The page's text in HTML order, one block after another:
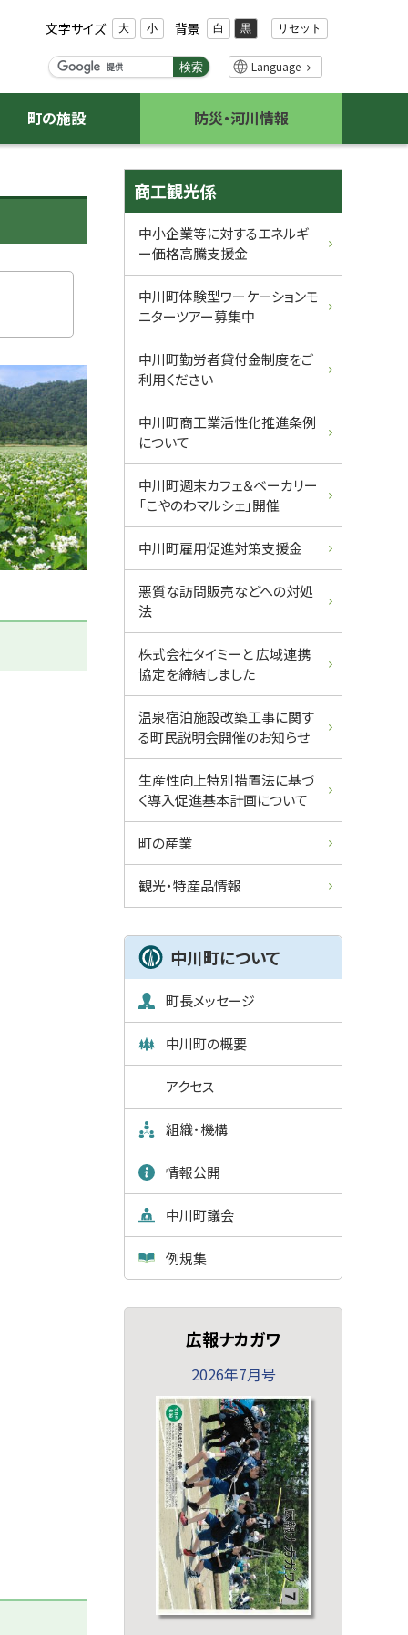
文字サイズ 大 小 背景 白 黒 リセット
検
ー
ワ
検索 Language
町の施設 防災・河川情報
サ
イ
ド
メ
ニ
ュ
ー
商工観光係
中小企業等に対するエネルギ
ー価格高騰支援金
中川町体験型ワーケーションモ
ニターツアー募集中
中川町勤労者貸付金制度をご
利用ください
中川町商工業活性化推進条例
について
中川町週末カフェ＆ベーカリー
「こやのわマルシェ」開催
中川町雇用促進対策支援金
悪質な訪問販売などへの対処
法
株式会社タイミーと 広域連携
協定を締結しました
温泉宿泊施設改築工事に関す
る町民説明会開催のお知らせ
生産性向上特別措置法に基づ
く導入促進基本計画について
町の産業
観光・特産品情報
中川町について
町長メッセージ
中川町の概要
アクセス
組織・機構
情報公開
中川町議会
例規集
広報ナカガワ
2026年7月号